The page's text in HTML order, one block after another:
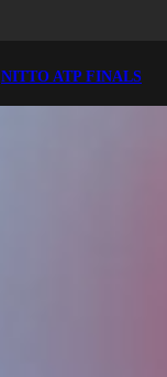
NITTO ATP FINALS